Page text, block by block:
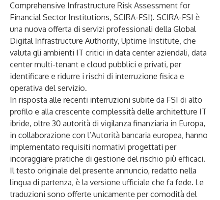
Comprehensive Infrastructure Risk Assessment for
Financial Sector Institutions, SCIRA-FSI). SCIRA-FSI è
una nuova offerta di servizi professionali della Global
Digital Infrastructure Authority, Uptime Institute, che
valuta gli ambienti IT critici in data center aziendali, data
center multi-tenant e cloud pubblici e privati, per
identificare e ridurre i rischi di interruzione fisica e
operativa del servizio.
In risposta alle recenti interruzioni subite da FSI di alto
profilo e alla crescente complessità delle architetture IT
ibride, oltre 30 autorità di vigilanza finanziaria in Europa,
in collaborazione con l’Autorità bancaria europea, hanno
implementato requisiti normativi progettati per
incoraggiare pratiche di gestione del rischio più efficaci.
Il testo originale del presente annuncio, redatto nella
lingua di partenza, è la versione ufficiale che fa fede. Le
traduzioni sono offerte unicamente per comodità del